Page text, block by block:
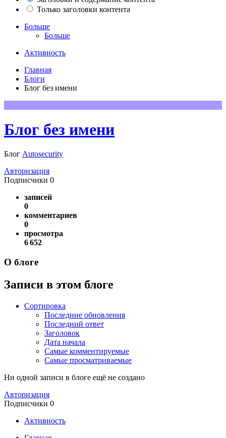
Только заголовки контента
Больше
Больше
Активность
Главная
Блоги
Блог без имени
Блог без имени
Блог Autosecurity
Авторизация
Подписчики 0
записей
0
комментариев
0
просмотра
6 652
О блоге
Записи в этом блоге
Сортировка
Последние обновления
Последний ответ
Заголовок
Дата начала
Самые комментируемые
Самые просматриваемые
Ни одной записи в блоге ещё не создано
Авторизация
Подписчики 0
Активность